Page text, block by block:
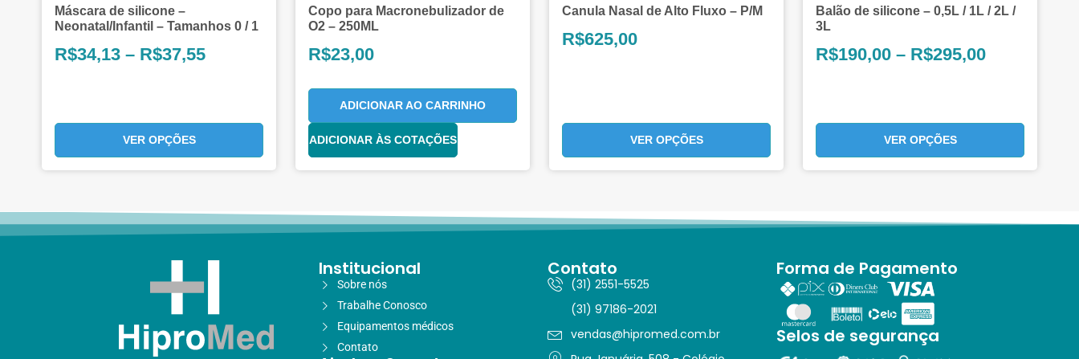
Máscara de silicone –
Neonatal/Infantil – Tamanhos 0 / 1
R$34,13 – R$37,55
VER OPÇÕES
Copo para Macronebulizador de
O2 – 250ML
R$23,00
ADICIONAR AO CARRINHO
ADICIONAR ÀS COTAÇÕES
Canula Nasal de Alto Fluxo – P/M
R$625,00
VER OPÇÕES
Balão de silicone – 0,5L / 1L / 2L /
3L
R$190,00 – R$295,00
VER OPÇÕES
Institucional
Sobre nós
Trabalhe Conosco
Equipamentos médicos
Contato
Contato
(31) 2551-5525
(31) 97186-2021
vendas@hipromed.com.br
Forma de Pagamento
Selos de segurança